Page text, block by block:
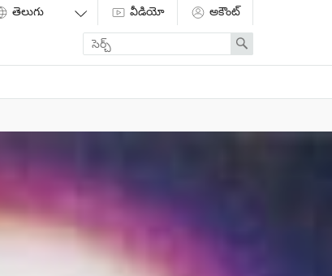
వీడియో అకౌంట్
Enter
search
term
Search